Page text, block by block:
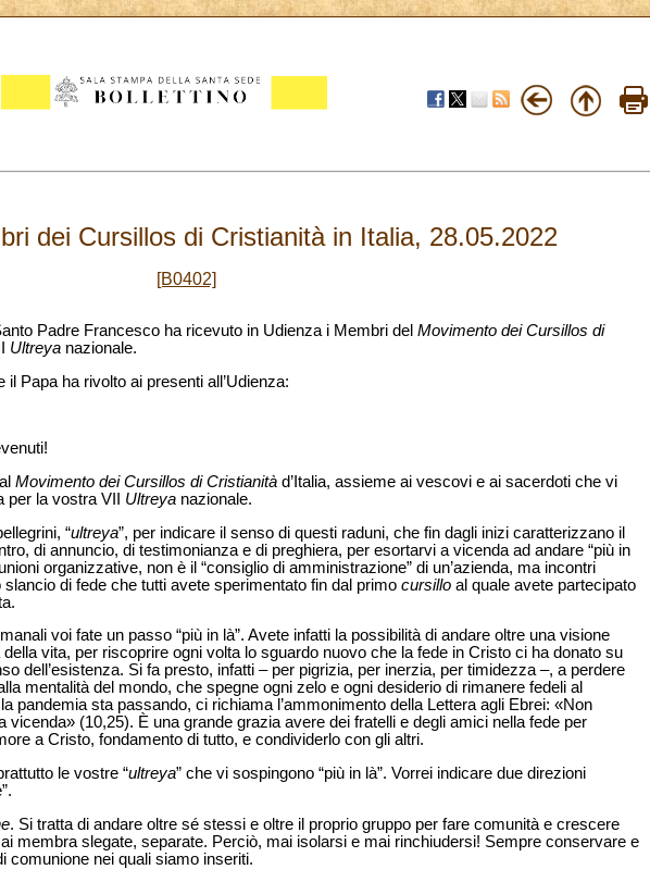
dei Cursillos di Cristianità in Italia, 28.05.2022
[B0402]
Padre Francesco ha ricevuto in Udienza i Membri del Movimento dei Cursillos di
Ultreya nazionale.
Papa ha rivolto ai presenti all’Udienza:
Movimento dei Cursillos di Cristianità d’Italia, assieme ai vescovi e ai sacerdoti che vi
per la vostra VII Ultreya nazionale.
“ultreya”, per indicare il senso di questi raduni, che fin dagli inizi caratterizzano il
di annuncio, di testimonianza e di preghiera, per esortarvi a vicenda ad andare “più in
organizzative, non è il “consiglio di amministrazione” di un’azienda, ma incontri
di fede che tutti avete sperimentato fin dal primo cursillo al quale avete partecipato
voi fate un passo “più in là”. Avete infatti la possibilità di andare oltre una visione
vita, per riscoprire ogni volta lo sguardo nuovo che la fede in Cristo ci ha donato su
dell’esistenza. Si fa presto, infatti – per pigrizia, per inerzia, per timidezza –, a perdere
mentalità del mondo, che spegne ogni zelo e ogni desiderio di rimanere fedeli al
pandemia sta passando, ci richiama l’ammonimento della Lettera agli Ebrei: «Non
(10,25). È una grande grazia avere dei fratelli e degli amici nella fede per
a Cristo, fondamento di tutto, e condividerlo con gli altri.
le vostre “ultreya” che vi sospingono “più in là”. Vorrei indicare due direzioni
. Si tratta di andare oltre sé stessi e oltre il proprio gruppo per fare comunità e crescere
membra slegate, separate. Perciò, mai isolarsi e mai rinchiudersi! Sempre conservare e
comunione nei quali siamo inseriti.